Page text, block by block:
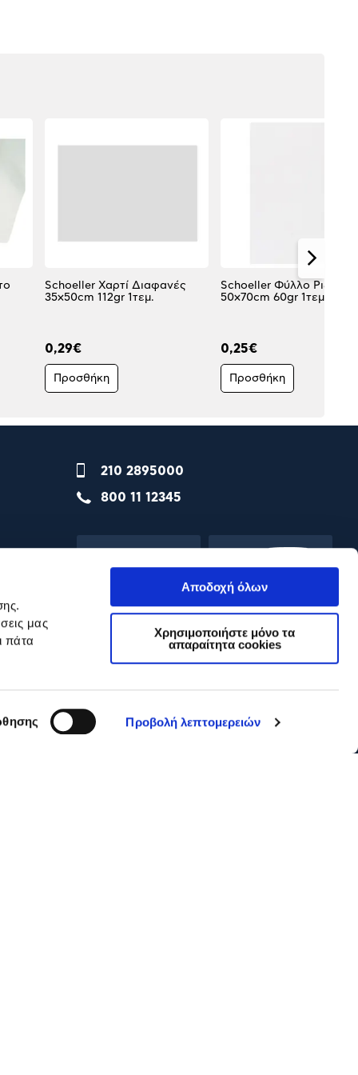
μας
πάτα
Προβολή λεπτομερειών
Αποδοχή όλων
Χρησιμοποιήστε μόνο τα
απαραίτητα cookies
Schoeller Χαρτί Διαφανές
35x50cm 112gr 1τεμ.
0,29€
Προσθήκη
Schoeller Φύλλο
50x70cm 60gr 1τεμ.
0,25€
Προσθήκη
210 2895000
800 11 12345